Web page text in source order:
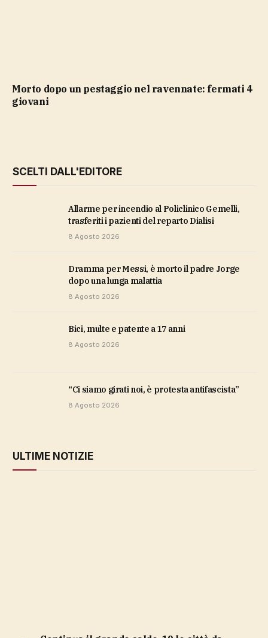
Morto dopo un pestaggio nel ravennate: fermati 4
giovani
SCELTI DALL'EDITORE
Allarme per incendio al Policlinico Gemelli,
trasferiti i pazienti del reparto Dialisi
8 Agosto 2026
Dramma per Messi, è morto il padre Jorge
dopo una lunga malattia
8 Agosto 2026
bici, multe e patente a 17 anni
8 Agosto 2026
“Ci siamo girati noi, è protesta antifascista”
8 Agosto 2026
ULTIME NOTIZIE